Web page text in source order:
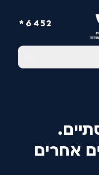
6452*
אחרים